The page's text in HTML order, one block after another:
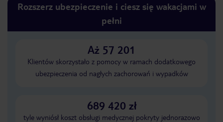
Rozszerz ubezpieczenie i ciesz się wakacjami w
pełni
Aż 57 201
Klientów skorzystało z pomocy w ramach dodatkowego
ubezpieczenia od nagłych zachorowań i wypadków
689 420 zł
tyle wyniósł koszt obsługi medycznej pokryty jednorazowo